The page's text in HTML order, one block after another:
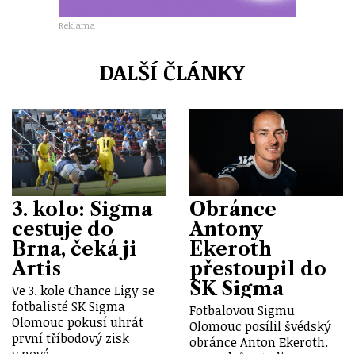
Reklama
DALŠÍ ČLÁNKY
3. kolo: Sigma
cestuje do
Brna, čeká ji
Artis
Ve 3. kole Chance Ligy se
fotbalisté SK Sigma
Olomouc pokusí uhrát
první tříbodový zisk
Obránce
Antony
Ekeroth
přestoupil do
SK Sigma
Fotbalovou Sigmu
Olomouc posílil švédský
obránce Anton Ekeroth.